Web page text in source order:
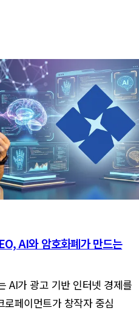
AI와 암호화폐가 만드는
AI가 광고 기반 인터넷 경제를
페이먼트가 창작자 중심